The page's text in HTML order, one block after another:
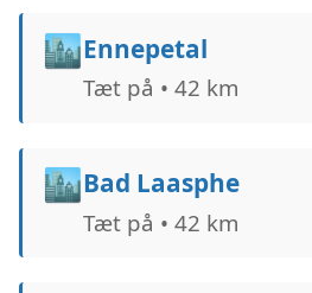
🏙️Ennepetal
Tæt på • 42 km
🏙️Bad Laasphe
Tæt på • 42 km